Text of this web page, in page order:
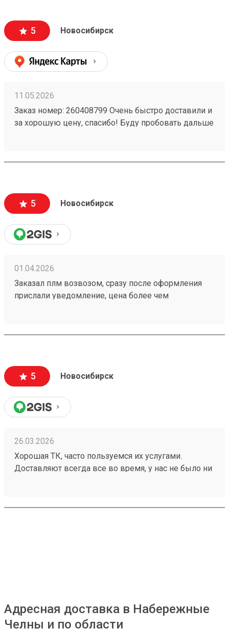
5 Новосибирск
11.05.2026
Заказ номер: 260408799 Очень быстро доставили и
за хорошую цену, спасибо! Буду пробовать дальше
5 Новосибирск
01.04.2026
Заказал плм возвозом, сразу после оформления
прислали уведомление, цена более чем
5 Новосибирск
26.03.2026
Хорошая ТК, часто пользуемся их услугами.
Доставляют всегда все во время, у нас не было ни
менеджеры оперативно отвечают. Нет навязанных
Адресная доставка в Набережные
Челны и по области